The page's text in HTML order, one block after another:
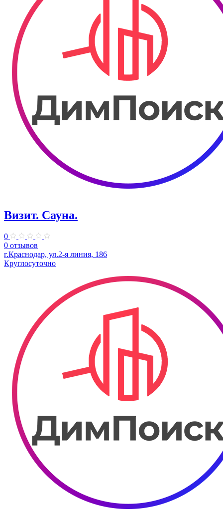
Визит. Сауна.
0
0 отзывов
г.Краснодар, ул.2-я линия, 186
Круглосуточно